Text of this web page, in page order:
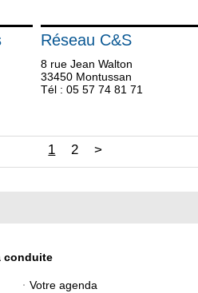
Réseau C&S
8 rue Jean Walton
33450 Montussan
Tél : 05 57 74 81 71
1 2 >
conduite
Votre agenda